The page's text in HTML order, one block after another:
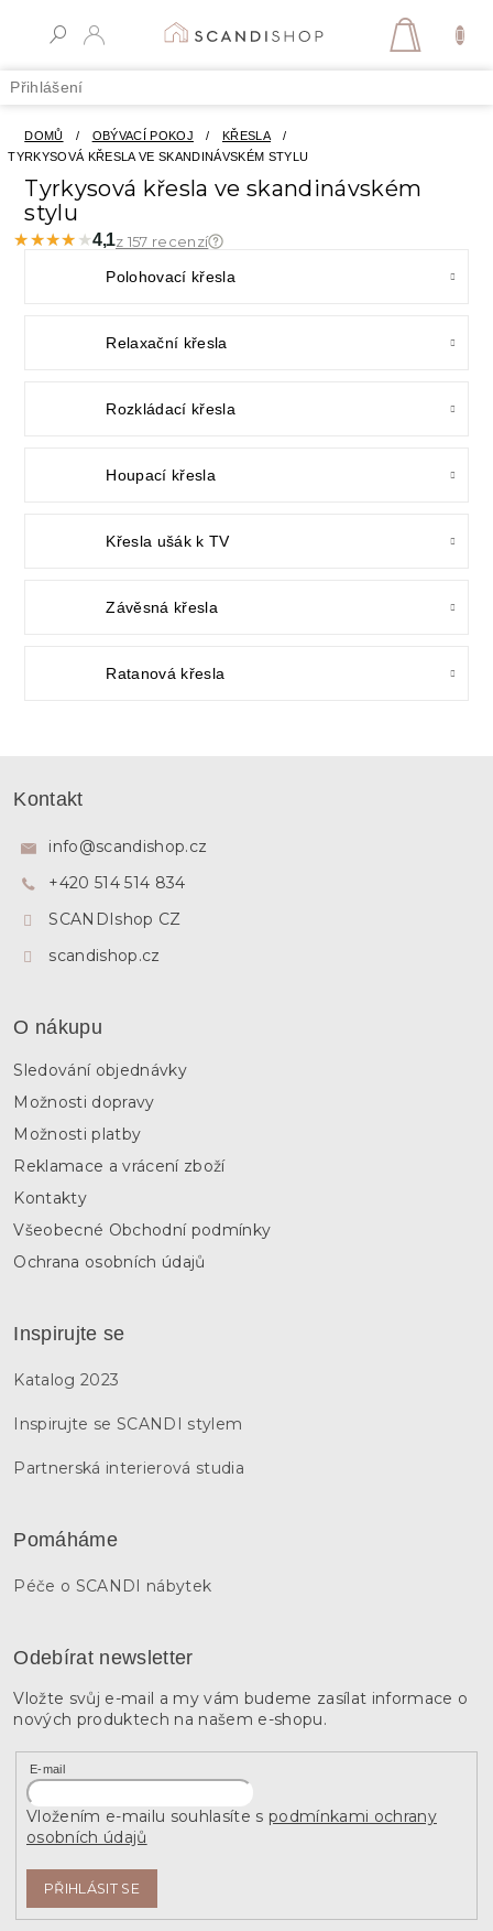
Přihlášení
DOMŮ / OBÝVACÍ POKOJ / KŘESLA
/
TYRKYSOVÁ KŘESLA VE SKANDINÁVSKÉM STYLU
Tyrkysová křesla ve skandinávském
stylu
★★★★★
★★★★★4,1z 157 recenzí
Polohovací křesla
Relaxační křesla
Rozkládací křesla
Houpací křesla
Křesla ušák k TV
Závěsná křesla
Ratanová křesla
Kontakt
info@scandishop.cz
+420 514 514 834
SCANDIshop CZ
scandishop.cz
O nákupu
Sledování objednávky
Možnosti dopravy
Možnosti platby
Reklamace a vrácení zboží
Kontakty
Všeobecné Obchodní podmínky
Ochrana osobních údajů
Inspirujte se
Katalog 2023
Inspirujte se SCANDI stylem
Partnerská interierová studia
Pomáháme
Péče o SCANDI nábytek
Odebírat newsletter
Vložte svůj e-mail a my vám budeme zasílat informace o
nových produktech na našem e-shopu.
E-mail
Vložením e-mailu souhlasíte s podmínkami ochrany
osobních údajů
PŘIHLÁSIT SE